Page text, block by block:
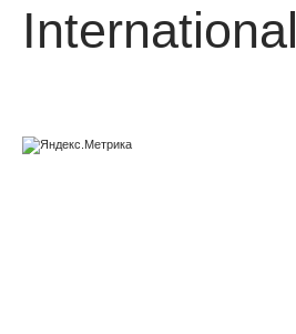
International